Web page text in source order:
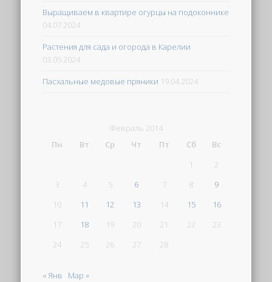
Выращиваем в квартире огурцы на подоконнике
04.07.2024
Растения для сада и огорода в Карелии
03.05.2024
Пасхальные медовые пряники 19.04.2024
Февраль 2014
Пн
Вт Ср Чт Пт Сб
Вс
1
2
3
4 5 6 7 8
9
10
11 12 13 14 15
16
17
18 19 20 21 22
23
24
25 26 27 28
« Янв Мар »